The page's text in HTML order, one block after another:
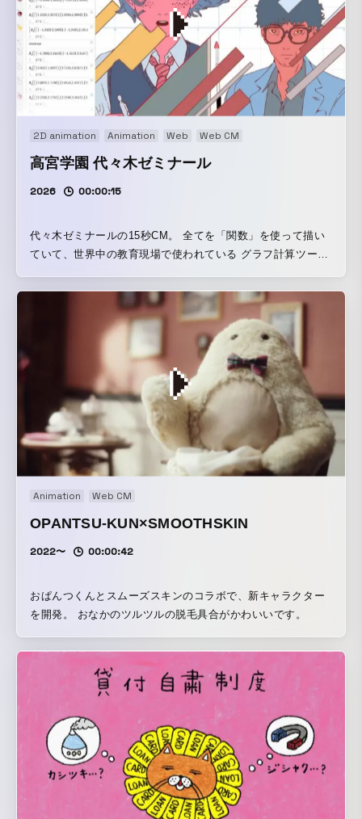
2D animation Animation Web Web CM
高宮学園 代々木ゼミナール
2026 00:00:15
代々木ゼミナールの15秒CM。 全てを「関数」を使って描い
ていて、世界中の教育現場で使われている グラフ計算ツー
Animation Web CM
OPANTSU-KUN×SMOOTHSKIN
2022〜 00:00:42
おぱんつくんとスムーズスキンのコラボで、新キャラクター
を開発。 おなかのツルツルの脱毛具合がかわいいです。